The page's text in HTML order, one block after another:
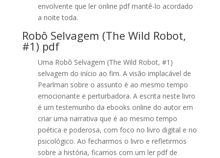
envolvente que ler online pdf mantê-lo acordado
a noite toda.
Robô Selvagem (The Wild Robot,
#1) pdf
Uma Robô Selvagem (The Wild Robot, #1)
selvagem do início ao fim. A visão implacável de
Pearlman sobre o assunto é ao mesmo tempo
emocionante e perturbadora. A escrita neste livro
é um testemunho da ebooks online do autor em
criar uma narrativa que é ao mesmo tempo
poética e poderosa, com foco no livro digital e no
psicológico. Ao fecharmos o livro e refletirmos
sobre a história, ficamos com um ler pdf de